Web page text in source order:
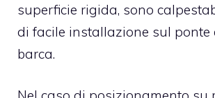
superficie rigida, sono
di facile installazione sul ponte
barca.